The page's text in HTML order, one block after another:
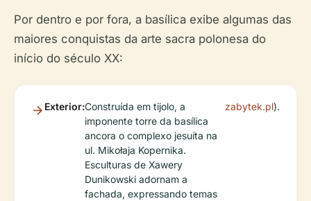
Por dentro e por fora, a basílica exibe algumas das
maiores conquistas da arte sacra polonesa do
início do século XX:
Exterior:Construída em tijolo, a
imponente torre da basílica
ancora o complexo jesuíta na
ul. Mikołaja Kopernika.
Esculturas de Xawery
Dunikowski adornam a
fachada, expressando temas
zabytek.pl).